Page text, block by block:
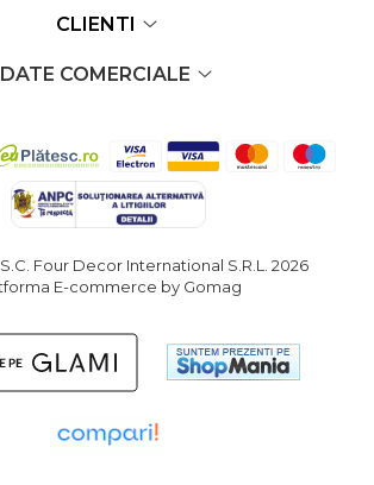
CLIENTI
DATE COMERCIALE
Four Decor International S.R.L. 2026
E-commerce by Gomag